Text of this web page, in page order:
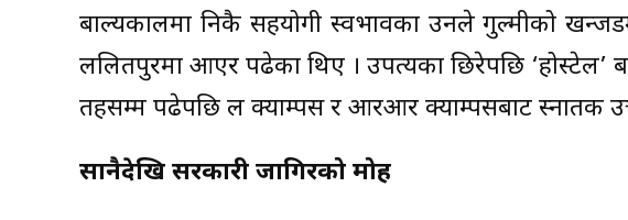
बाल्यकालमा निकै सहयोगी स्वभावका उनले गुल्मीको
ललितपुरमा आएर पढेका थिए । उपत्यका छिरेपछि ‘होस्टेल’
तहसम्म पढेपछि ल क्याम्पस र आरआर क्याम्पसबाट स्नातक
सानैदेखि सरकारी जागिरको मोह